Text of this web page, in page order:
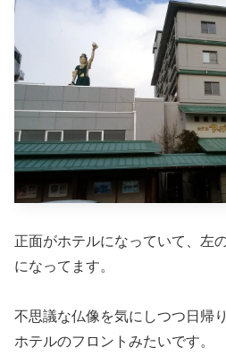
正面がホテルになっていて、左
になってます。
不思議な仏像を気にしつつ日帰
ホテルのフロントみたいです。